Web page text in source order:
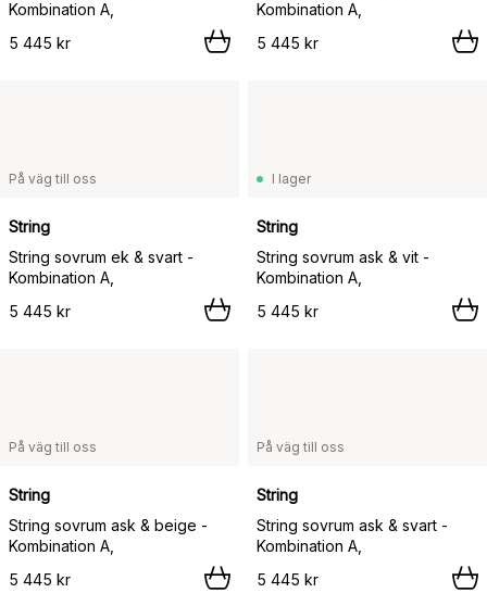
Kombination A,
5 445 kr
Kombination A,
5 445 kr
På väg till oss
String
String sovrum ek & svart -
Kombination A,
5 445 kr
I lager
String
String sovrum ask & vit -
Kombination A,
5 445 kr
På väg till oss
String
String sovrum ask & beige -
Kombination A,
5 445 kr
På väg till oss
String
String sovrum ask & svart -
Kombination A,
5 445 kr